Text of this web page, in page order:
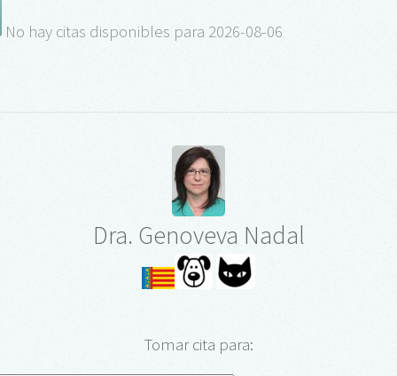
No hay citas disponibles para 2026-08-06
Dra. Genoveva Nadal
Tomar cita para: